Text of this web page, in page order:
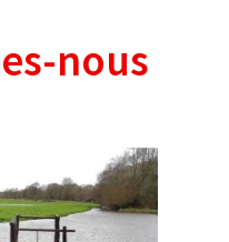
nous